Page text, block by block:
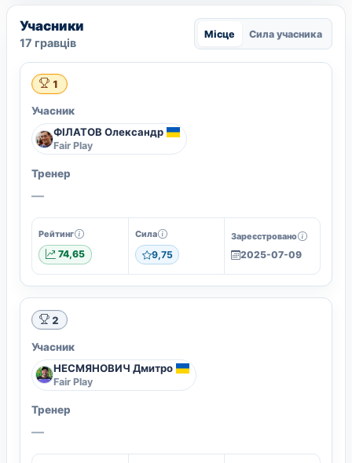
Учасники
17 гравців
Місце Сила учасника
1
Учасник
ФІЛАТОВ Олександр
Fair Play
Тренер
—
Рейтинг
74,65
Сила
9,75
Зареєстровано
2025-07-09
2
Учасник
НЕСМЯНОВИЧ Дмитро
Fair Play
Тренер
—